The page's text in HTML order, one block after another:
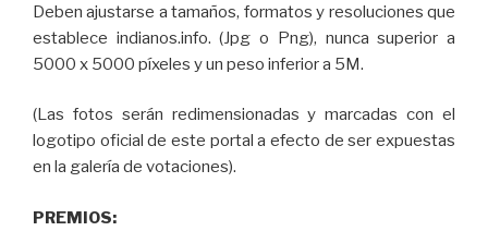
Deben ajustarse a tamaños, formatos y resoluciones que
establece indianos.info. (Jpg o Png), nunca superior a
5000 x 5000 píxeles y un peso inferior a 5M.
(Las fotos serán redimensionadas y marcadas con el
logotipo oficial de este portal a efecto de ser expuestas
en la galería de votaciones).
PREMIOS: